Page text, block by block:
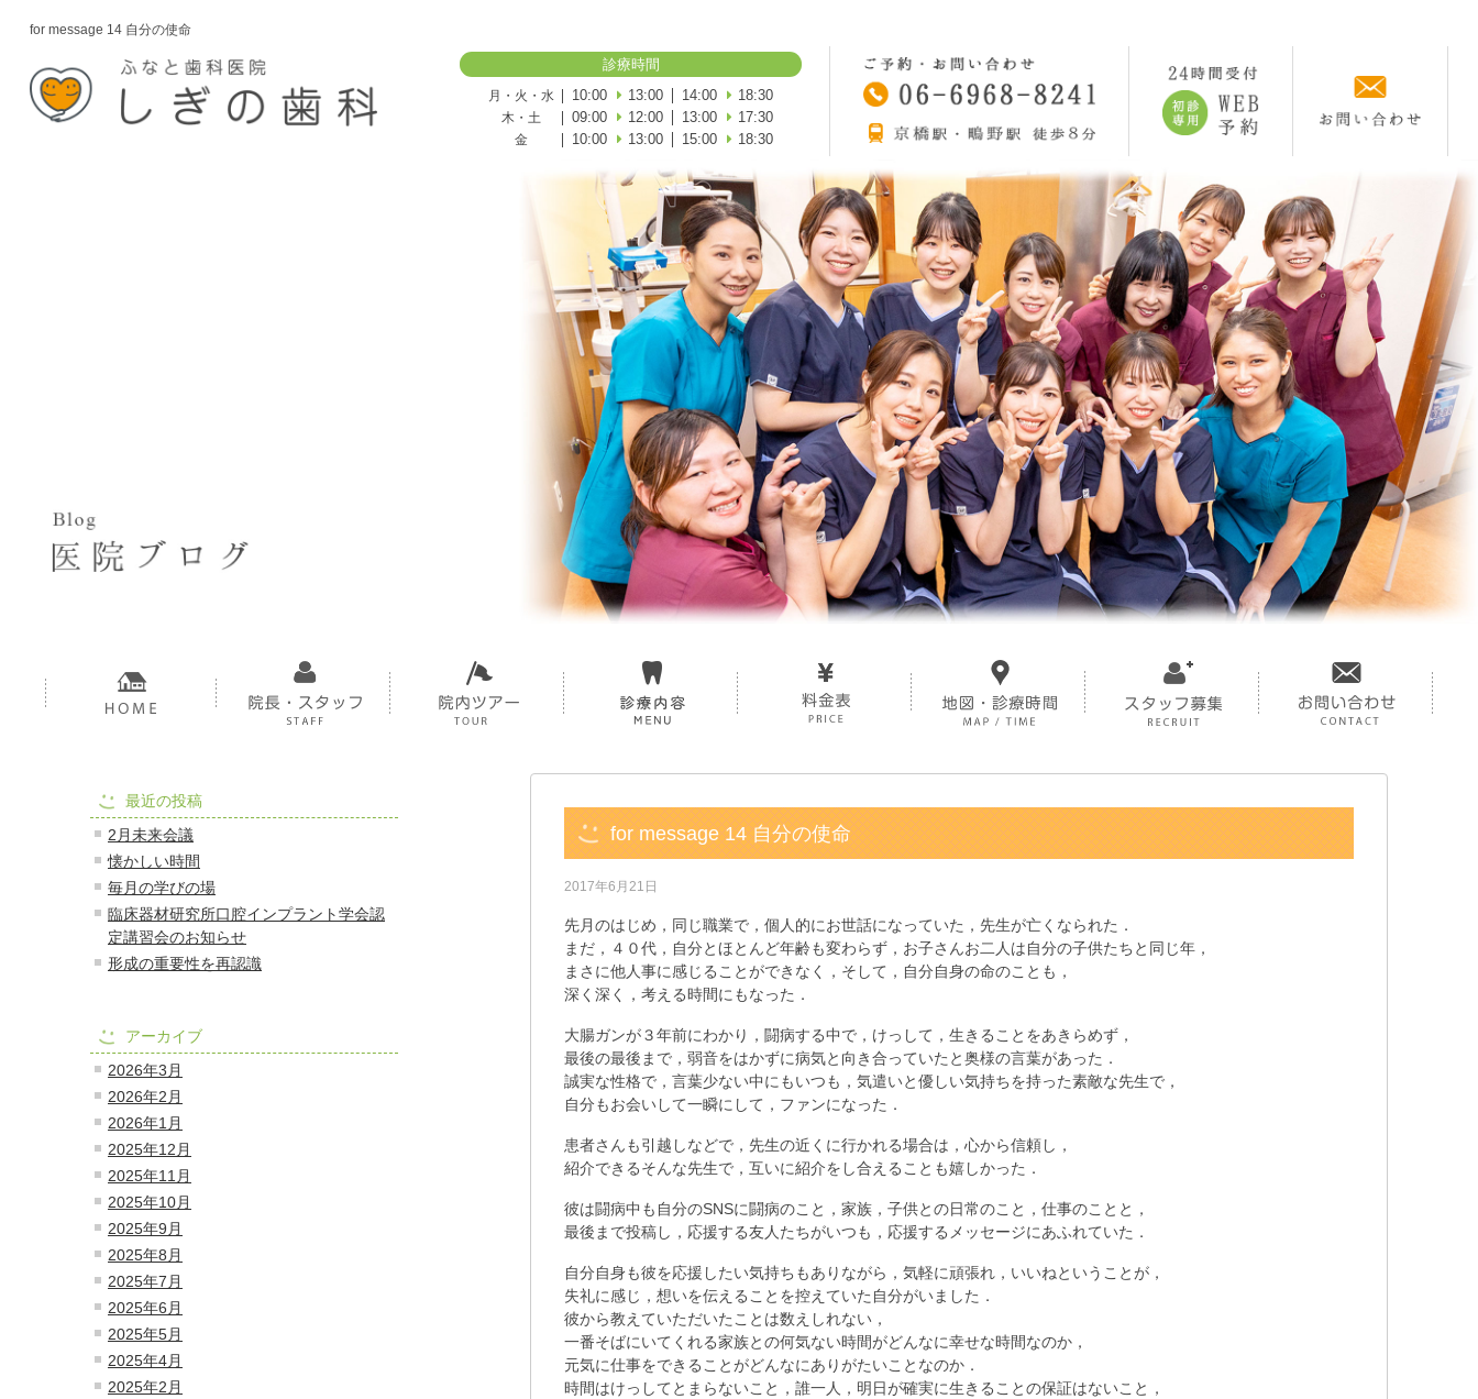
for message 14 自分の使命
診療時間
月・火・水 10:00 13:00 14:00 18:30
木・土 09:00 12:00 13:00 17:30
金 10:00 13:00 15:00 18:30
最近の投稿
2月未来会議
懐かしい時間
毎月の学びの場
臨床器材研究所口腔インプラント学会認
定講習会のお知らせ
形成の重要性を再認識
アーカイブ
2026年3月
2026年2月
2026年1月
2025年12月
2025年11月
2025年10月
2025年9月
2025年8月
2025年7月
2025年6月
2025年5月
2025年4月
2025年2月
for message 14 自分の使命
2017年6月21日
先月のはじめ，同じ職業で，個人的にお世話になっていた，先生が亡くなられた．
まだ，４０代，自分とほとんど年齢も変わらず，お子さんお二人は自分の子供たちと同じ年，
まさに他人事に感じることができなく，そして，自分自身の命のことも，
深く深く，考える時間にもなった．
大腸ガンが３年前にわかり，闘病する中で，けっして，生きることをあきらめず，
最後の最後まで，弱音をはかずに病気と向き合っていたと奥様の言葉があった．
誠実な性格で，言葉少ない中にもいつも，気遣いと優しい気持ちを持った素敵な先生で，
自分もお会いして一瞬にして，ファンになった．
患者さんも引越しなどで，先生の近くに行かれる場合は，心から信頼し，
紹介できるそんな先生で，互いに紹介をし合えることも嬉しかった．
彼は闘病中も自分のSNSに闘病のこと，家族，子供との日常のこと，仕事のことと，
最後まで投稿し，応援する友人たちがいつも，応援するメッセージにあふれていた．
自分自身も彼を応援したい気持ちもありながら，気軽に頑張れ，いいねということが，
失礼に感じ，想いを伝えることを控えていた自分がいました．
彼から教えていただいたことは数えしれない，
一番そばにいてくれる家族との何気ない時間がどんなに幸せな時間なのか，
元気に仕事をできることがどんなにありがたいことなのか．
時間はけっしてとまらないこと，誰一人，明日が確実に生きることの保証はないこと，